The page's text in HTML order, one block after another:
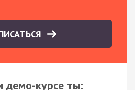
демо-курсе ты: